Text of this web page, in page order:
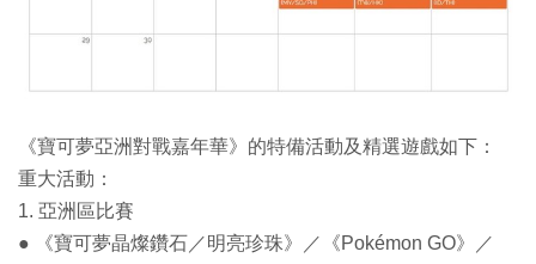
《寶可夢亞洲對戰嘉年華》的特備活動及精選遊戲如下：
重大活動：
1. 亞洲區比賽
● 《寶可夢晶燦鑽石／明亮珍珠》／《Pokémon GO》／